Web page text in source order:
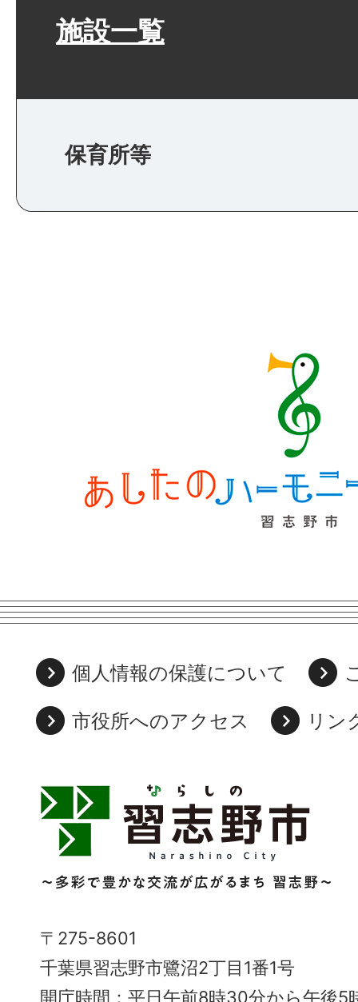
施設一覧
保育所等
個人情報の保護について
市役所へのアクセス
リン
習
志
野
市
Narashino
City
～
〒275-8601
千葉県習志野市鷺沼2丁目1番1号
開庁時間：平日午前8時30分から午後5